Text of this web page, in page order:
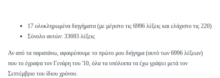
17 ολοκληρωμένα διηγήματα (με μέγιστο τις 6996 λέξεις και ελάχιστο τις 220)
Σύνολο αυτών: 33693 λέξεις
Αν από τα παραπάνω, αφαιρέσουμε το πρώτο μου διήγημα (αυτό των 6996 λέξεων)
που το έγραψα τον Γενάρη του '10, όλα τα υπόλοιπα τα έχω γράψει μετά τον
Σεπτέμβριο του ίδιου χρόνου.